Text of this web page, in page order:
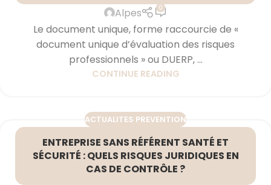
Alpes
0
Le document unique, forme raccourcie de «
document unique d’évaluation des risques
professionnels » ou DUERP, ...
CONTINUE READING
ACTUALITES PREVENTION
ENTREPRISE SANS RÉFÉRENT SANTÉ ET
SÉCURITÉ : QUELS RISQUES JURIDIQUES EN
CAS DE CONTRÔLE ?